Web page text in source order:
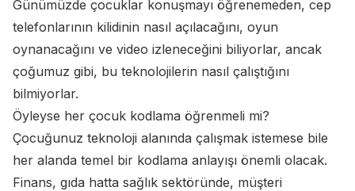
Günümüzde çocuklar konuşmayı öğrenemeden, cep
telefonlarının kilidinin nasıl açılacağını, oyun
oynanacağını ve video izleneceğini biliyorlar, ancak
çoğumuz gibi, bu teknolojilerin nasıl çalıştığını
bilmiyorlar.
Öyleyse her çocuk kodlama öğrenmeli mi?
Çocuğunuz teknoloji alanında çalışmak istemese bile
her alanda temel bir kodlama anlayışı önemli olacak.
Finans, gıda hatta sağlık sektöründe, müşteri